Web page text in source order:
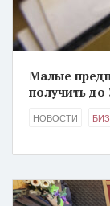
Малые
получить до
НОВОСТИ